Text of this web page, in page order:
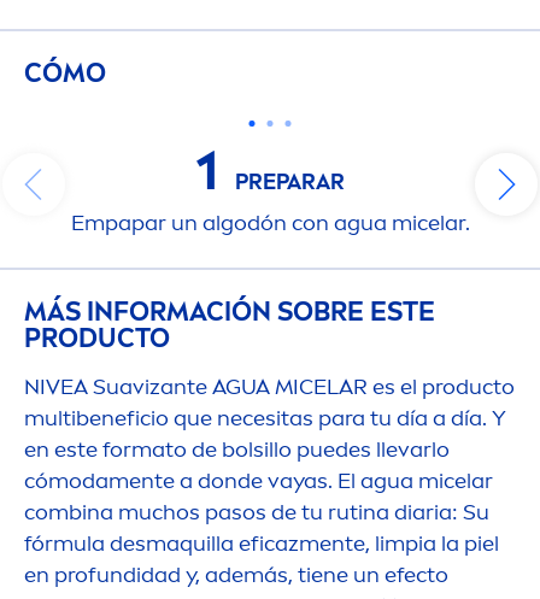
CÓMO
1
PREPARAR
Empapar un algodón con agua micelar.
MÁS INFORMACIÓN SOBRE ESTE
PRODUCTO
NIVEASuavizante AGUA MICELAR es el producto
multibeneficio que necesitas para tu día a día. Y
en este formato de bolsillo puedes llevarlo
cómodamente a donde vayas. El agua micelar
combina muchos pasos de tu rutina diaria: Su
fórmula desmaquilla eficazmente, limpia la piel
en profundidad y, además, tiene un efecto